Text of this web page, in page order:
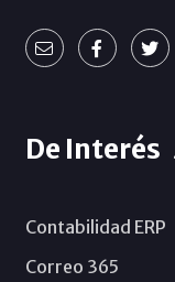
De Interés
Contabilidad ERP
Correo 365